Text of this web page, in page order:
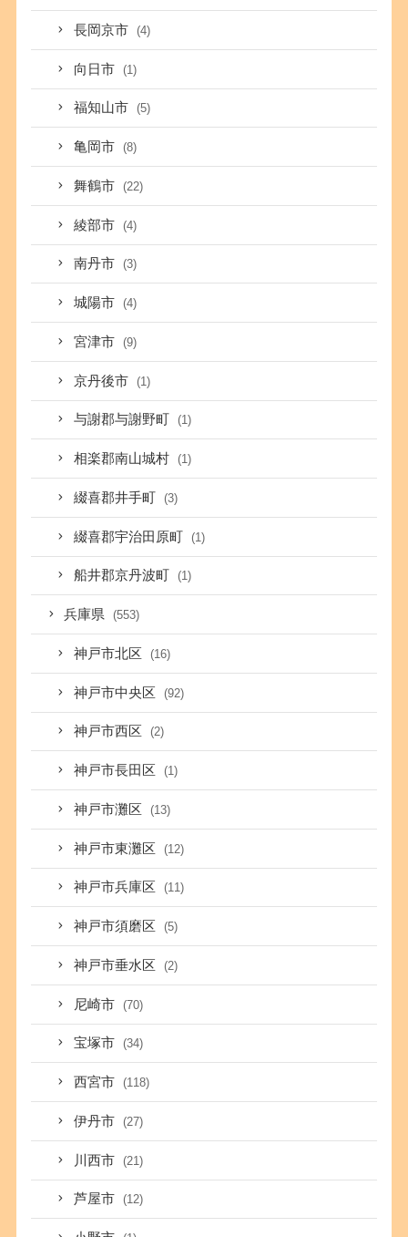
長岡京市 (4)
向日市 (1)
福知山市 (5)
亀岡市 (8)
舞鶴市 (22)
綾部市 (4)
南丹市 (3)
城陽市 (4)
宮津市 (9)
京丹後市 (1)
与謝郡与謝野町 (1)
相楽郡南山城村 (1)
綴喜郡井手町 (3)
綴喜郡宇治田原町 (1)
船井郡京丹波町 (1)
兵庫県 (553)
神戸市北区 (16)
神戸市中央区 (92)
神戸市西区 (2)
神戸市長田区 (1)
神戸市灘区 (13)
神戸市東灘区 (12)
神戸市兵庫区 (11)
神戸市須磨区 (5)
神戸市垂水区 (2)
尼崎市 (70)
宝塚市 (34)
西宮市 (118)
伊丹市 (27)
川西市 (21)
芦屋市 (12)